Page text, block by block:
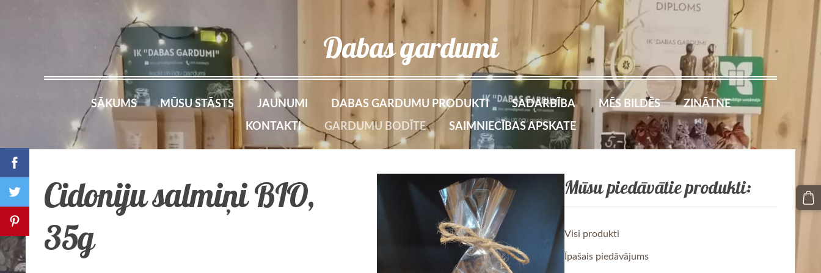
Dabas gardumi
SĀKUMS MŪSU STĀSTS JAUNUMI DABAS GARDUMU PRODUKTI SADARBĪBA MĒS BILDĒS
ZINĀTNE
KONTAKTI
GARDUMU BODĪTE SAIMNIECĪBAS APSKATE
Mūsu piedāvātie produkti:
Visi produkti
Īpašais piedāvājums
Cidoniju salmiņi BIO,
35g